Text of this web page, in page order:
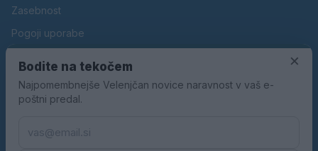
Zasebnost
Pogoji uporabe
Oglaševanje
Kontakt
×
Bodite na tekočem
Najpomembnejše Velenjčan novice naravnost v vaš e-
poštni predal.